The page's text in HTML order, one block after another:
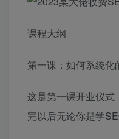
课程大纲
第一课：如何系统化
这是第一课开业仪
完以后无论你是学